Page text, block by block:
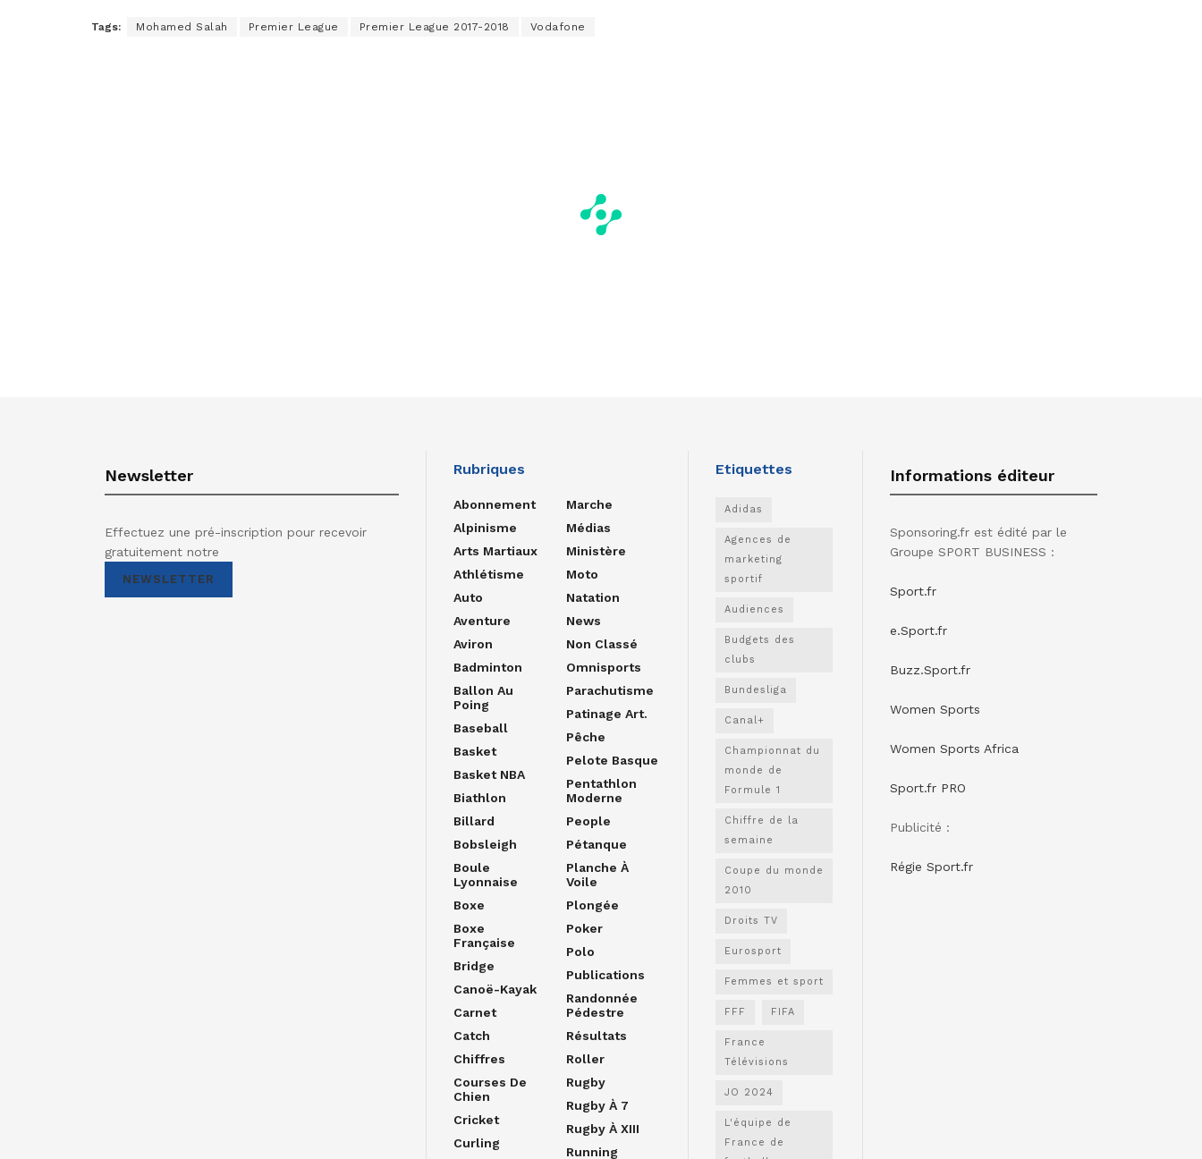
Tags: Mohamed Salah Premier League Premier League 2017-2018 Vodafone
Newsletter
Effectuez une pré-inscription pour recevoir
gratuitement notre
NEWSLETTER
Rubriques
Abonnement
Alpinisme
Arts Martiaux
Athlétisme
Auto
Aventure
Aviron
Badminton
Ballon Au
Poing
Baseball
Basket
Basket NBA
Biathlon
Billard
Bobsleigh
Boule
Lyonnaise
Boxe
Boxe
Française
Bridge
Canoë-Kayak
Carnet
Catch
Chiffres
Courses De
Chien
Cricket
Curling
Marche
Médias
Ministère
Moto
Natation
News
Non Classé
Omnisports
Parachutisme
Patinage Art.
Pêche
Pelote Basque
Pentathlon
Moderne
People
Pétanque
Planche À
Voile
Plongée
Poker
Polo
Publications
Randonnée
Pédestre
Résultats
Roller
Rugby
Rugby À 7
Rugby À XIII
Running
Etiquettes
Adidas
Agences de
marketing
sportif
Audiences
Budgets des
clubs
Bundesliga
Canal+
Championnat du
monde de
Formule 1
Chiffre de la
semaine
Coupe du monde
2010
Droits TV
Eurosport
Femmes et sport
FFF FIFA
France
Télévisions
JO 2024
L'équipe de
France de
Informations éditeur
Sponsoring.fr est édité par le
Groupe SPORT BUSINESS :
Sport.fr
e.Sport.fr
Buzz.Sport.fr
Women Sports
Women Sports Africa
Sport.fr PRO
Publicité :
Régie Sport.fr